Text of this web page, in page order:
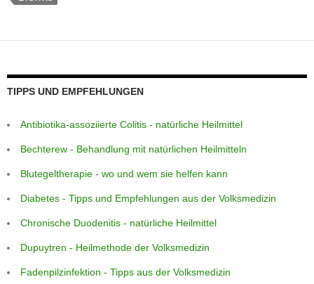
TIPPS UND EMPFEHLUNGEN
Antibiotika-assoziierte Colitis - natürliche Heilmittel
Bechterew - Behandlung mit natürlichen Heilmitteln
Blutegeltherapie - wo und wem sie helfen kann
Diabetes - Tipps und Empfehlungen aus der Volksmedizin
Chronische Duodenitis - natürliche Heilmittel
Dupuytren - Heilmethode der Volksmedizin
Fadenpilzinfektion - Tipps aus der Volksmedizin